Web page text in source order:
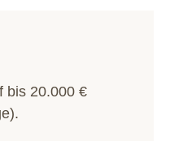
bis 20.000 €